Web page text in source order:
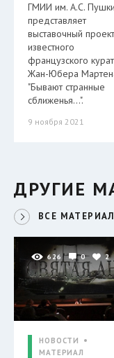
ГМИИ им. А.С.
представляет
выставочный проект
известного
французского
Жан-Юбера
"Бывают странные
сближенья…".
9 ноября 2021
ДРУГИЕ
ВСЕ
626 0 2
НОВОСТИ
МАТЕРИАЛ